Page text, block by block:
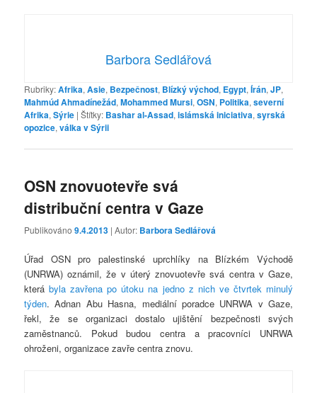
Barbora Sedlářová
Rubriky:Afrika,Asie, Bezpečnost, Blízký východ, Egypt,Írán,JP,
Mahmúd Ahmadínežád,Mohammed Mursi,OSN, Politika,severní
Afrika,Sýrie |Štítky: Bashar al-Assad,islámská iniciativa,syrská
opozice,válka v Sýrii
OSN znovuotevře svá
distribuční centra v Gaze
Publikováno9.4.2013 | Autor: Barbora Sedlářová
Úřad OSN pro palestinské uprchlíky na Blízkém Východě
(UNRWA) oznámil, že v úterý znovuotevře svá centra v Gaze,
kterábyla zavřena po útoku na jedno z nich ve čtvrtek minulý
týden. Adnan Abu Hasna, mediální poradce UNRWA v Gaze,
řekl, že se organizaci dostalo ujištění bezpečnosti svých
zaměstnanců. Pokud budou centra a pracovníci UNRWA
ohroženi, organizace zavře centra znovu.